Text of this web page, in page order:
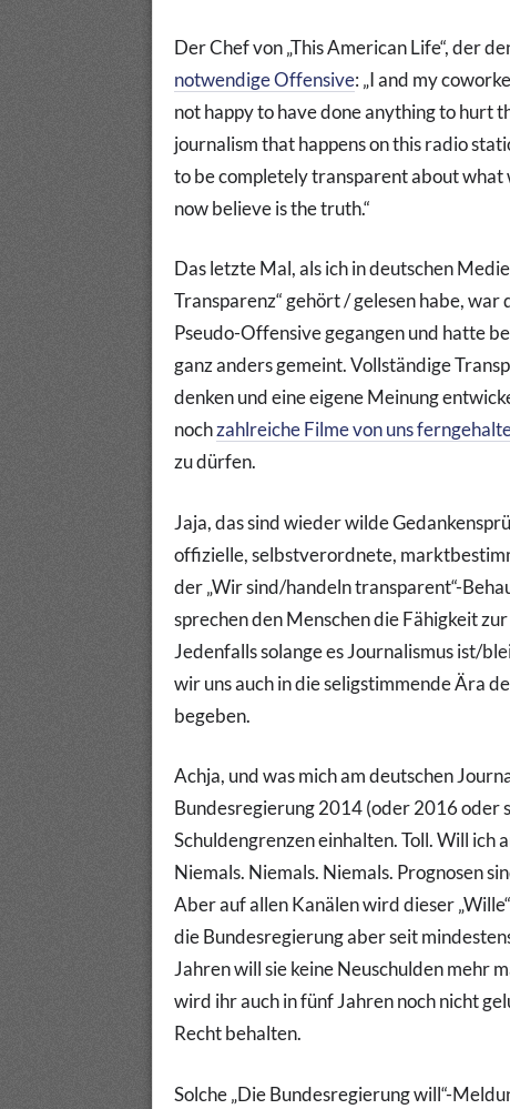
Der Chef von „This American Life“, der
notwendige Offensive: „I and my
not happy to have done anything to hurt
journalism that happens on this radio
to be completely transparent about what
now believe is the truth.“
Das letzte Mal, als ich in deutschen
Transparenz“ gehört / gelesen habe,
Pseudo-Offensive gegangen und hatte
ganz anders gemeint. Vollständige
denken und eine eigene Meinung
nochzahlreiche Filme von uns
zu dürfen.
Jaja, das sind wieder wilde
offizielle, selbstverordnete,
der „Wir sind/handeln transparent“-
sprechen den Menschen die Fähigkeit
Jedenfalls solange es Journalismus ist/
wir uns auch in die seligstimmende Ära
begeben.
Achja, und was mich am deutschen
Bundesregierung 2014 (oder 2016 oder
Schuldengrenzen einhalten. Toll. Will ich
Niemals. Niemals. Niemals. Prognosen
Aber auf allen Kanälen wird dieser
die Bundesregierung aber seit
Jahren will sie keine Neuschulden mehr
wird ihr auch in fünf Jahren noch nicht
Recht behalten.
Solche „Die Bundesregierung will“-